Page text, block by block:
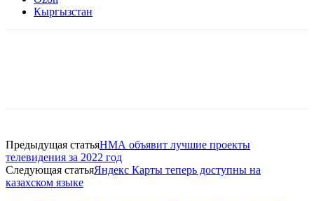
Кыргызстан
Предыдущая статьяНМА объявит лучшие проекты
телевидения за 2022 год
Следующая статьяЯндекс Карты теперь доступны на
казахском языке